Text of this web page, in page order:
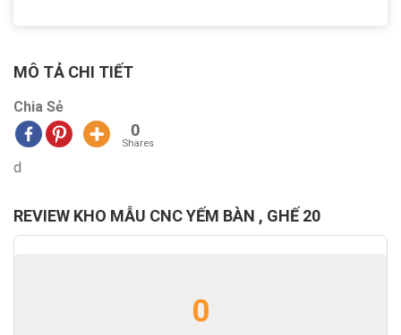
MÔ TẢ CHI TIẾT
Chia Sẻ
0
Shares
d
REVIEW KHO MẪU CNC YẾM BÀN , GHẾ 20
0